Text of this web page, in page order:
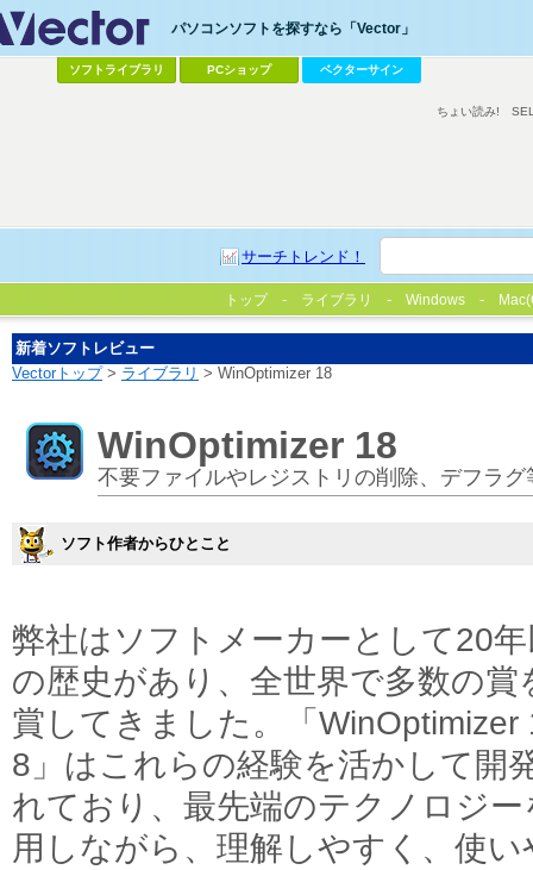
パソコンソフトを探すなら「Vector」
ソフトライブラリ PCショップ ベクターサイン
サーチトレンド！
ちょい読み!
トップ ライブラリ Windows
新着ソフトレビュー
Vectorトップ> ライブラリ > WinOptimizer 18
WinOptimizer 18
不要ファイルやレジストリの削除、デフラ
ソフト作者からひとこと
弊社はソフトメーカーとして20
の歴史があり、全世界で多数の賞
賞してきました。「WinOptimizer
8」はこれらの経験を活かして開
れており、最先端のテクノロジー
用しながら、理解しやすく、使い